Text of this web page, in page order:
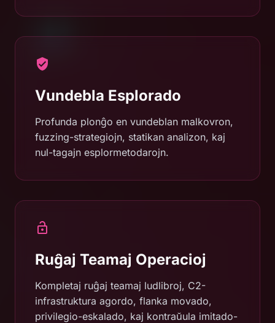
Vundebla Esplorado
Profunda plonĝo en vundeblan malkovron,
fuzzing-strategiojn, statikan analizon, kaj
nul-tagajn esplormetodarojn.
Ruĝaj Teamaj Operacioj
Kompletaj ruĝaj teamaj ludlibroj, C2-
infrastruktura agordo, flanka movado,
privilegio-eskalado, kaj kontraŭula imitado-